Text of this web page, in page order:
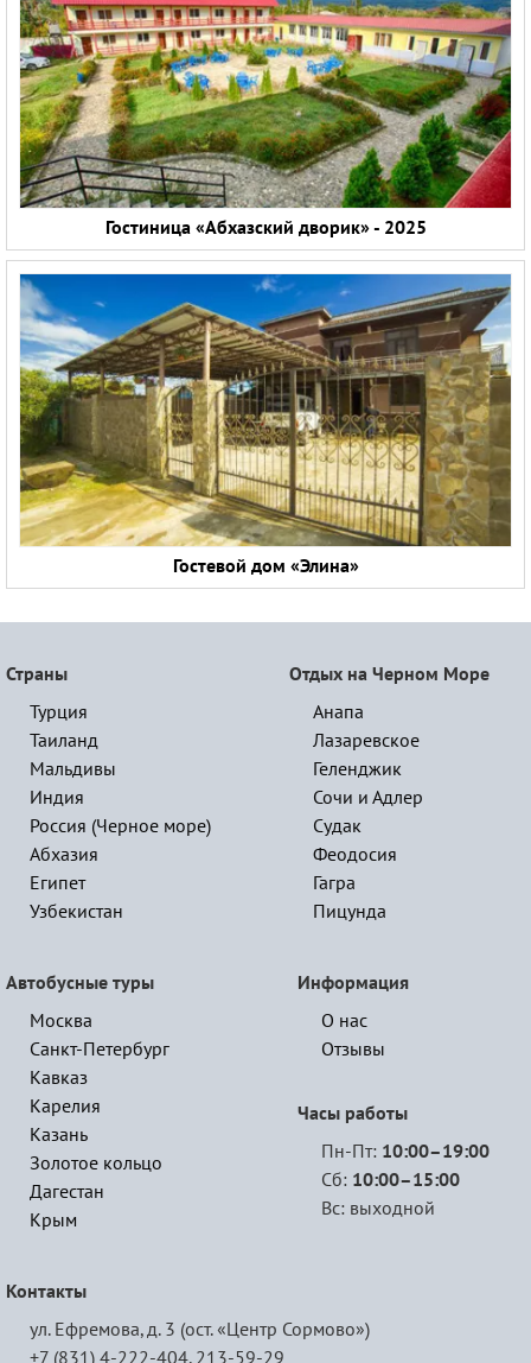
Гостиница «Абхазский дворик» - 2025
Гостевой дом «Элина»
Страны
Турция
Таиланд
Мальдивы
Индия
Россия (Черное море)
Абхазия
Египет
Узбекистан
Отдых на Черном Море
Анапа
Лазаревское
Геленджик
Сочи и Адлер
Судак
Феодосия
Гагра
Пицунда
Автобусные туры
Москва
Санкт-Петербург
Кавказ
Карелия
Казань
Золотое кольцо
Дагестан
Крым
Информация
О нас
Отзывы
Часы работы
Пн-Пт: 10:00–19:00
Сб: 10:00–15:00
Вс: выходной
Контакты
ул. Ефремова, д. 3 (ост. «Центр Сормово»)
+7 (831) 4-222-404, 213-59-29